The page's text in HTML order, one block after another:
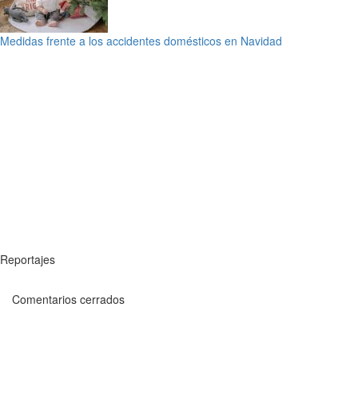
Medidas frente a los accidentes domésticos en Navidad
Reportajes
Comentarios cerrados